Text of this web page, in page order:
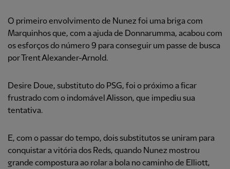
O primeiro envolvimento de Nunez foi uma briga com
Marquinhos que, com a ajuda de Donnarumma, acabou com
os esforços do número 9 para conseguir um passe de busca
por Trent Alexander-Arnold.
Desire Doue, substituto do PSG, foi o próximo a ficar
frustrado com o indomável Alisson, que impediu sua
tentativa.
E, com o passar do tempo, dois substitutos se uniram para
conquistar a vitória dos Reds, quando Nunez mostrou
grande compostura ao rolar a bola no caminho de Elliott,